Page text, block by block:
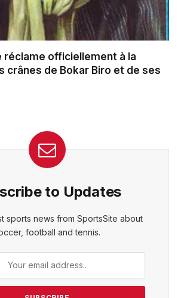
réclame officiellement à la
crânes de Bokar Biro et de ses
to Updates
sports news from SportsSite about
football and tennis.